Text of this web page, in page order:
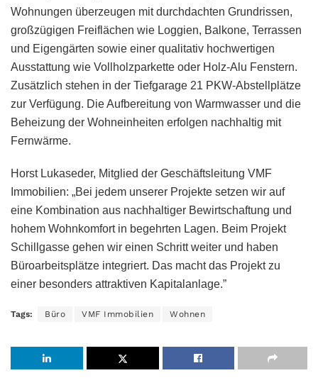
Wohnungen überzeugen mit durchdachten Grundrissen,
großzügigen Freiflächen wie Loggien, Balkone, Terrassen
und Eigengärten sowie einer qualitativ hochwertigen
Ausstattung wie Vollholzparkette oder Holz-Alu Fenstern.
Zusätzlich stehen in der Tiefgarage 21 PKW-Abstellplätze
zur Verfügung. Die Aufbereitung von Warmwasser und die
Beheizung der Wohneinheiten erfolgen nachhaltig mit
Fernwärme.
Horst Lukaseder, Mitglied der Geschäftsleitung VMF
Immobilien: „Bei jedem unserer Projekte setzen wir auf
eine Kombination aus nachhaltiger Bewirtschaftung und
hohem Wohnkomfort in begehrten Lagen. Beim Projekt
Schillgasse gehen wir einen Schritt weiter und haben
Büroarbeitsplätze integriert. Das macht das Projekt zu
einer besonders attraktiven Kapitalanlage.”
Tags: Büro VMF Immobilien Wohnen